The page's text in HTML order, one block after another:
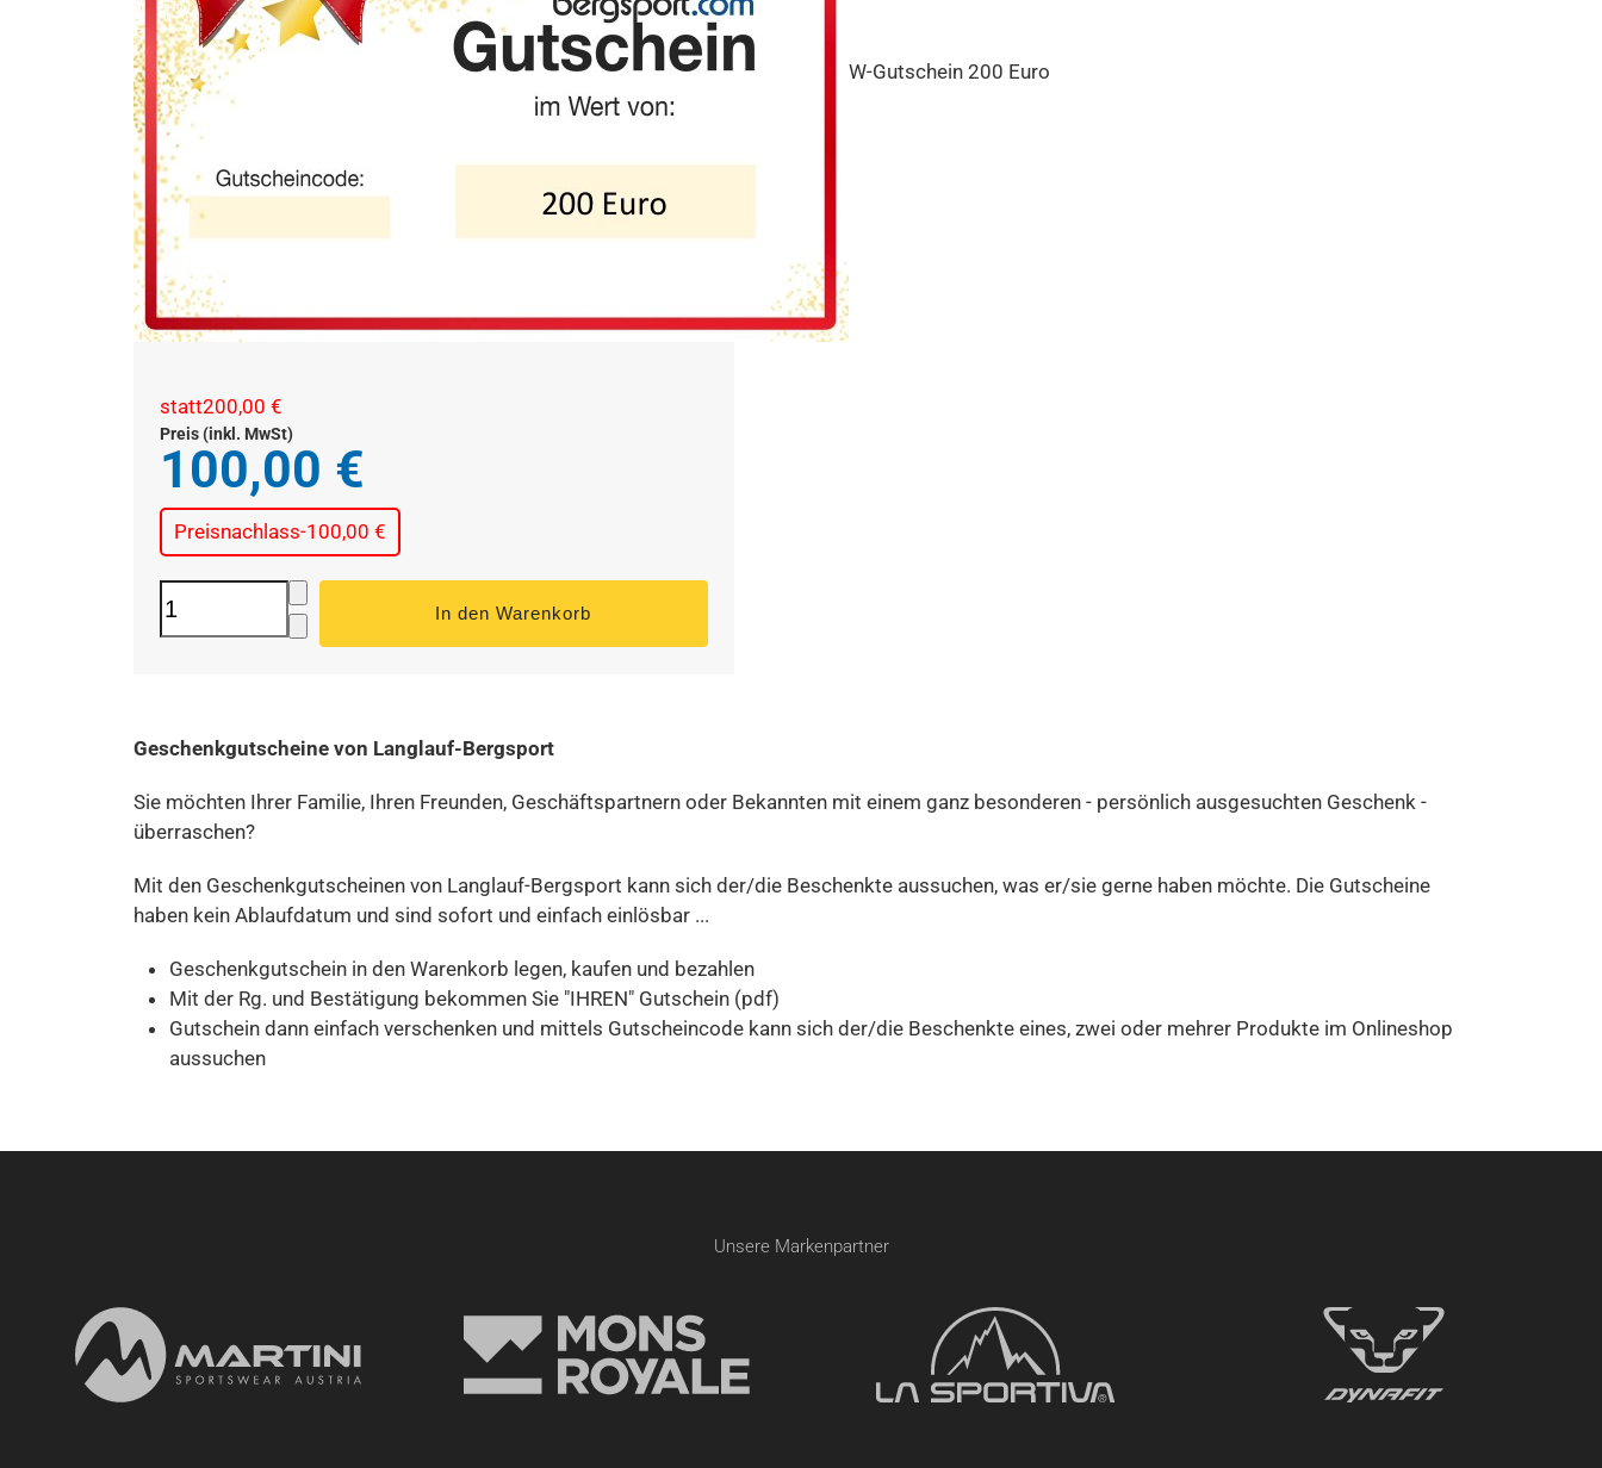
W-Gutschein 200 Euro
statt200,00 €
Preis (inkl. MwSt)
100,00 €
Preisnachlass-100,00 €
Geschenkgutscheine von Langlauf-Bergsport
Sie möchten Ihrer Familie, Ihren Freunden, Geschäftspartnern oder Bekannten mit einem ganz besonderen - persönlich ausgesuchten Geschenk -
überraschen?
Mit den Geschenkgutscheinen von Langlauf-Bergsport kann sich der/die Beschenkte aussuchen, was er/sie gerne haben möchte. Die Gutscheine
haben kein Ablaufdatum und sind sofort und einfach einlösbar ...
Geschenkgutschein in den Warenkorb legen, kaufen und bezahlen
Mit der Rg. und Bestätigung bekommen Sie "IHREN" Gutschein (pdf)
Gutschein dann einfach verschenken und mittels Gutscheincode kann sich der/die Beschenkte eines, zwei oder mehrer Produkte im Onlineshop
aussuchen
Unsere Markenpartner